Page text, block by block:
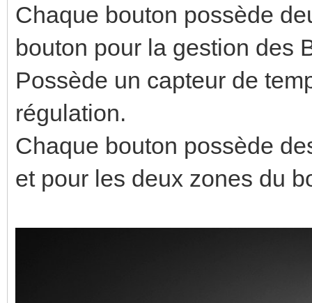
Chaque bouton possède
bouton pour la gestion des
Possède un capteur de
régulation.
Chaque bouton possède
et pour les deux zones du